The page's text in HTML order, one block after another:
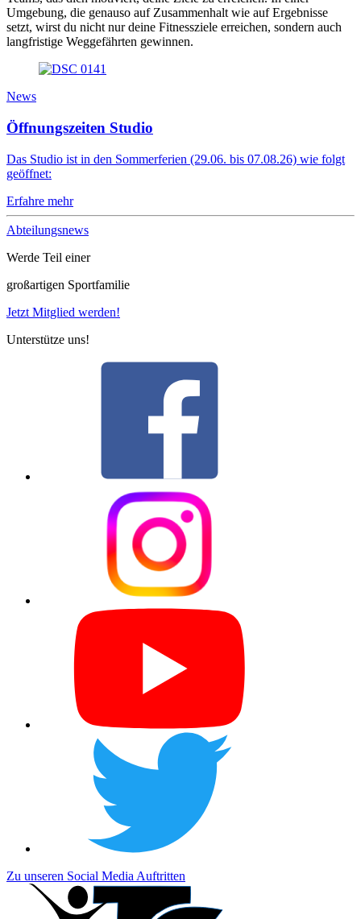
Umgebung, die genauso auf Zusammenhalt wie auf Ergebnisse
setzt, wirst du nicht nur deine Fitnessziele erreichen, sondern auch
langfristige Weggefährten gewinnen.
News
Öffnungszeiten Studio
Das Studio ist in den Sommerferien (29.06. bis 07.08.26) wie folgt
geöffnet:
Erfahre mehr
Abteilungsnews
Werde Teil einer
großartigen Sportfamilie
Jetzt Mitglied werden!
Unterstütze uns!
Zu unseren Social Media Auftritten